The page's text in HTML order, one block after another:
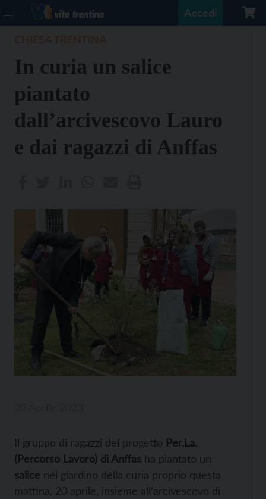
Accedi
In curia un salice
piantato
dall’arcivescovo Lauro
e dai ragazzi di Anffas
Il gruppo di ragazzi del progetto Per.La.
(Percorso Lavoro) di Anffas ha piantato un
salice nel giardino della curia proprio questa
mattina, 20 aprile, insieme all’arcivescovo di